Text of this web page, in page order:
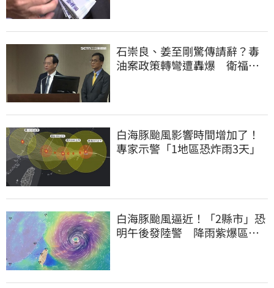
石崇良、姜至剛驚傳請辭？毒
油案政策轉彎遭轟爆 衛福部
白海豚颱風影響時間增加了！
專家示警「1地區恐炸雨3天」
白海豚颱風逼近！「2縣市」恐
明午後發陸警 降雨紫爆區域